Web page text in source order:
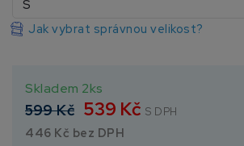
Jak vybrat správnou velikost?
Skladem 2ks
599 Kč 539 Kč S DPH
446 Kč bez DPH